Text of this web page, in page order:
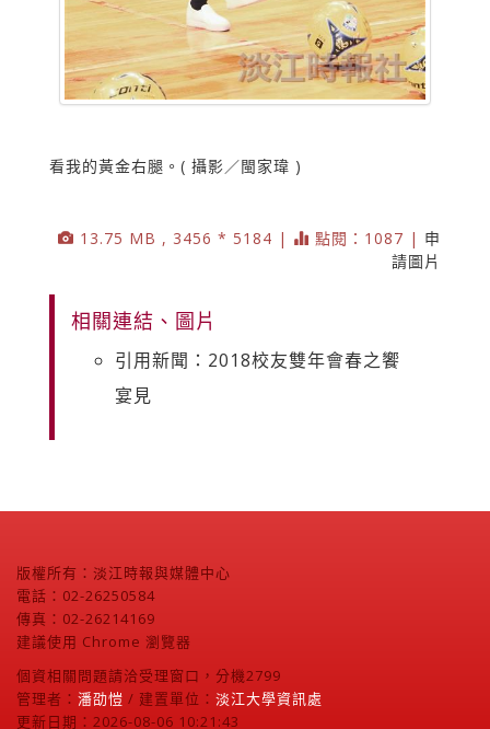
看我的黃金右腿。( 攝影／閩家瑋 )
13.75 MB , 3456 * 5184 | 點閱：1087 | 申
請圖片
相關連結、圖片
引用新聞：2018校友雙年會春之饗
宴見
版權所有：淡江時報與媒體中心
電話：02-26250584
傳真：02-26214169
建議使用 Chrome 瀏覽器
個資相關問題請洽受理窗口，分機2799
管理者： 潘劭愷 / 建置單位： 淡江大學資訊處
更新日期：2026-08-06 10:21:43